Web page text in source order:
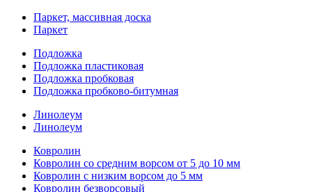
Паркет, массивная доска
Паркет
Подложка
Подложка пластиковая
Подложка пробковая
Подложка пробково-битумная
Линолеум
Линолеум
Ковролин
Ковролин со средним ворсом от 5 до 10 мм
Ковролин с низким ворсом до 5 мм
Ковролин безворсовый